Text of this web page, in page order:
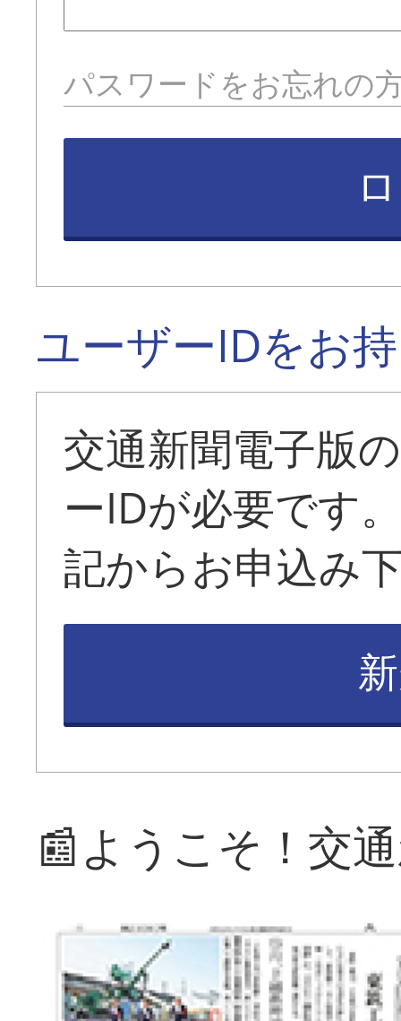
パスワードをお忘れの
ユーザーIDをお
交通新聞電子版
ーIDが必要です
記からお申込み
📰ようこそ！交